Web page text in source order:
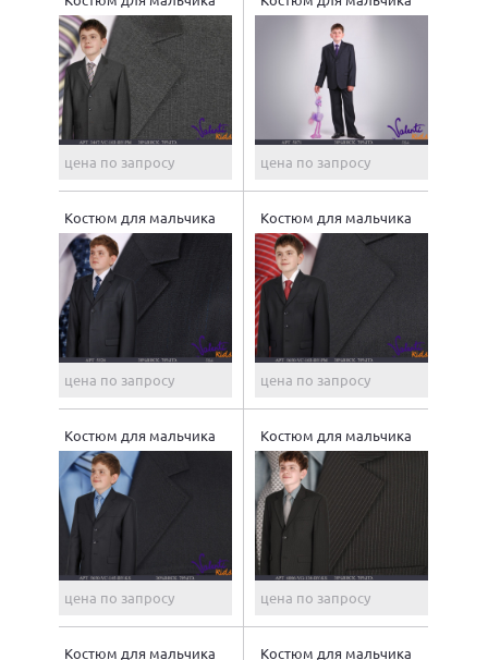
цена по запросу цена по запросу
Костюм для мальчика
цена по запросу
Костюм для мальчика
цена по запросу
Костюм для мальчика
цена по запросу
Костюм для мальчика
цена по запросу
Костюм для мальчика Костюм для мальчика